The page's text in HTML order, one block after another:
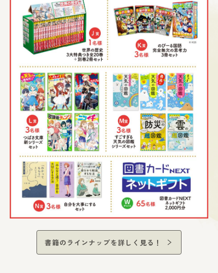
書籍のラインナップを詳しく見る！